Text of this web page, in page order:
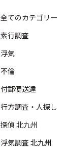
全てのカテゴリー
素行調査
浮気
不倫
付郵便送達
行方調査・人探し
探偵 北九州
浮気調査 北九州